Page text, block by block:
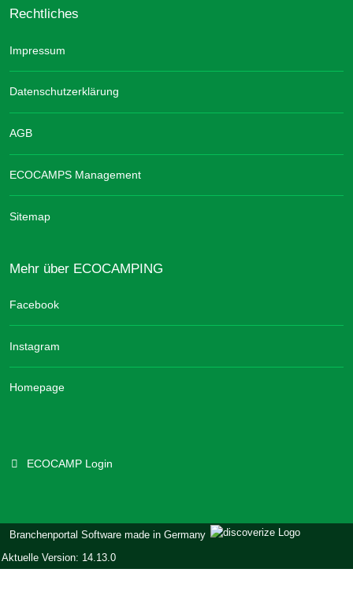
Rechtliches
Impressum
Datenschutzerklärung
AGB
ECOCAMPS Management
Sitemap
Mehr über ECOCAMPING
Facebook
Instagram
Homepage
ECOCAMP Login
Branchenportal Software made in Germany
Aktuelle Version: 14.13.0